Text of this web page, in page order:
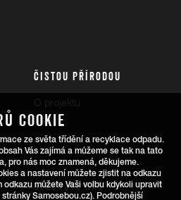
ČISTOU PŘÍRODOU
Trasy
SLEDUJTE NÁS
COOKIE
ze světa třídění a recyklace odpadu.
Vás zajímá a můžeme se tak na tato
pro nás moc znamená, děkujeme.
a nastavení můžete zjistit na odkazu
odkazu můžete Vaši volbu kdykoli upravit
Samosebou.cz). Podrobnější